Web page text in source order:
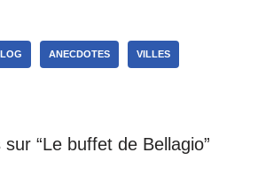
ANECDOTES VILLES
“Le buffet de Bellagio”